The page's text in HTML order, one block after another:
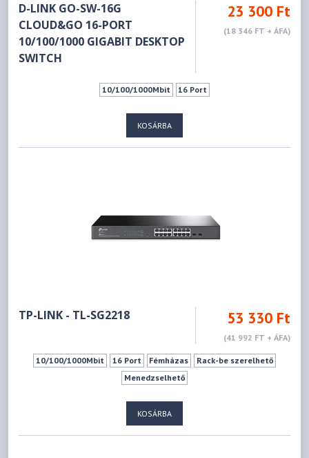
D-LINK GO-SW-16G
CLOUD&GO 16-PORT
10/100/1000 GIGABIT DESKTOP
SWITCH
23 300 Ft
(18 346 FT + ÁFA)
10/100/1000Mbit 16 Port
KOSÁRBA
TP-LINK - TL-SG2218 53 330 Ft
(41 992 FT + ÁFA)
10/100/1000Mbit 16 Port Fémházas
Rack-be szerelhető
Menedzselhető
KOSÁRBA